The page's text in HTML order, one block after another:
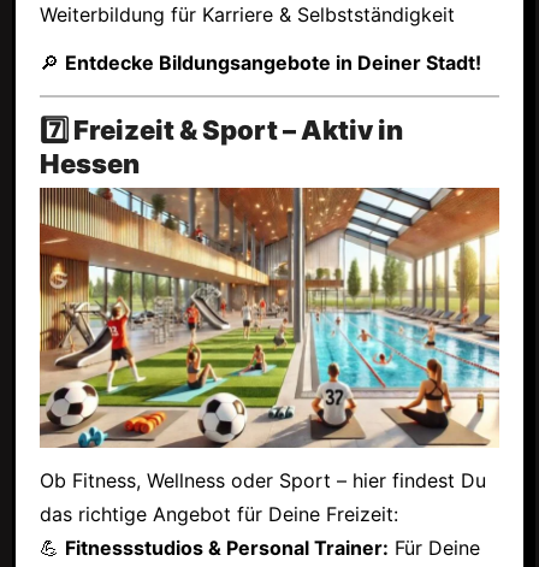
Weiterbildung für Karriere & Selbstständigkeit
🔎 Entdecke Bildungsangebote in Deiner Stadt!
7️⃣ Freizeit & Sport – Aktiv in
Hessen
Ob Fitness, Wellness oder Sport – hier findest Du
das richtige Angebot für Deine Freizeit:
💪 Fitnessstudios & Personal Trainer: Für Deine